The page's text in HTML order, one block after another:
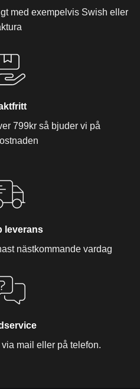
med exempelvis Swish eller
799kr så bjuder vi på
leverans
nästkommande vardag
mail eller på telefon.